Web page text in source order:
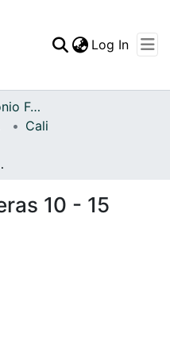
Statistics
Log In
Archivo del Patrimonio Fotográfico y Fílmico del Valle del Cauca
Cali
- 15
10 - 15